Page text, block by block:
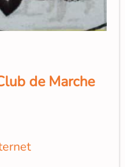
de Marche